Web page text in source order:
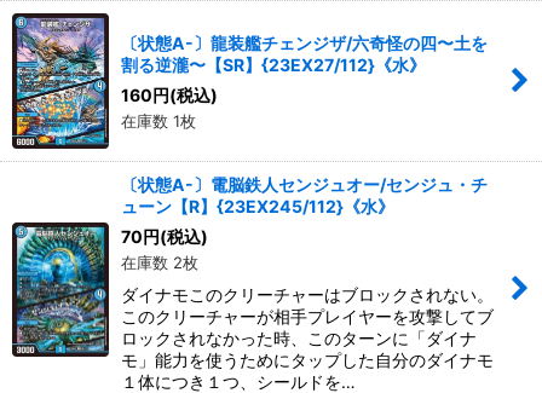
〔状態A-〕龍装艦チェンジザ/六奇怪の四〜土を
割る逆瀧〜【SR】{23EX27/112}《水》
160円(税込)
在庫数 1枚
〔状態A-〕電脳鉄人センジュオー/センジュ・チ
ューン【R】{23EX245/112}《水》
70円(税込)
在庫数 2枚
ダイナモこのクリーチャーはブロックされない。
このクリーチャーが相手プレイヤーを攻撃してブ
ロックされなかった時、このターンに「ダイナ
モ」能力を使うためにタップした自分のダイナモ
１体につき１つ、シールドを…